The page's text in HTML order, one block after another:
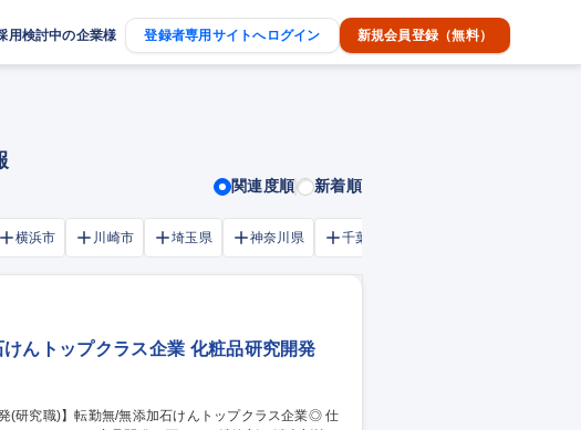
用検討中の企業様 登録者専用サイトへログイン 新規会員登録（無料）
関連度順 新着順
横浜市 川崎市 埼玉県 神奈川県 千葉市
んトップクラス企業 化粧品研究開発